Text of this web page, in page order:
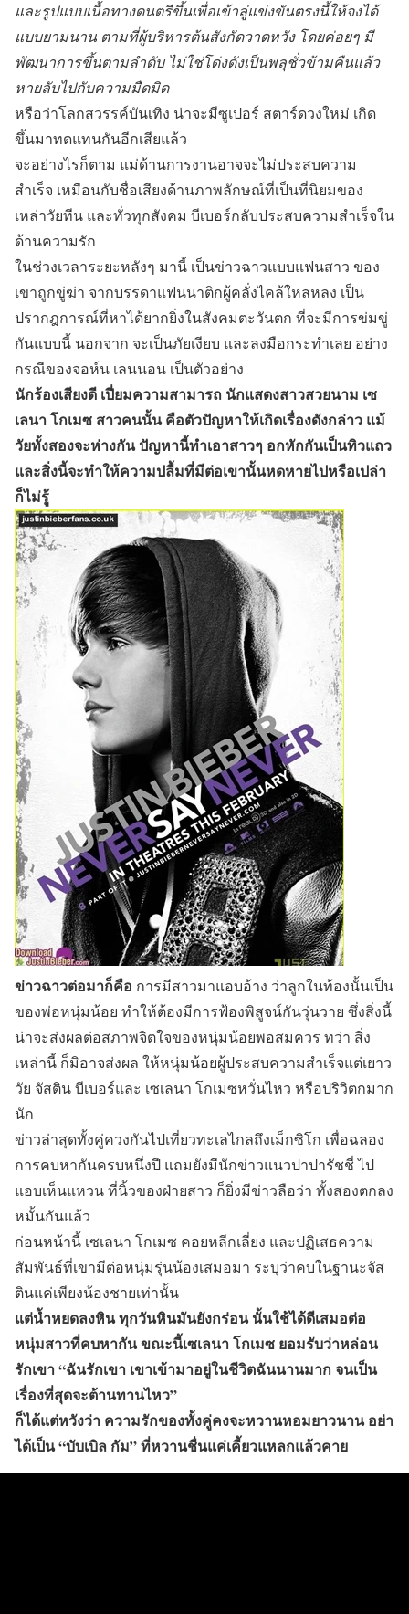
และรูปแบบเนื้อทางดนตรีขึ้นเพื่อเข้าลู่แข่งขันตรงนี้ให้จงได้
แบบยามนาน ตามที่ผู้บริหารต้นสังกัดวาดหวัง โดยค่อยๆ มี
พัฒนาการขึ้นตามลำดับ ไม่ใช่โด่งดังเป็นพลุชั่วข้ามคืนแล้ว
หายลับไปกับความมืดมิด
หรือว่าโลกสวรรค์บันเทิง น่าจะมีซูเปอร์ สตาร์ดวงใหม่ เกิด
ขึ้นมาทดแทนกันอีกเสียแล้ว
จะอย่างไรก็ตาม แม่ด้านการงานอาจจะไม่ประสบความ
สำเร็จ เหมือนกับชื่อเสียงด้านภาพลักษณ์ที่เป็นที่นิยมของ
เหล่าวัยทีน และทั่วทุกสังคม บีเบอร์กลับประสบความสำเร็จใน
ด้านความรัก
ในช่วงเวลาระยะหลังๆ มานี้ เป็นข่าวฉาวแบบแฟนสาว ของ
เขาถูกขู่ฆ่า จากบรรดาแฟนนาติกผู้คลั่งไคล้ใหลหลง เป็น
ปรากฎการณ์ที่หาได้ยากยิ่งในสังคมตะวันตก ที่จะมีการข่มขู่
กันแบบนี้ นอกจาก จะเป็นภัยเงียบ และลงมือกระทำเลย อย่าง
กรณีของจอห์น เลนนอน เป็นตัวอย่าง
นักร้องเสียงดี เปี่ยมความสามารถ นักแสดงสาวสวยนาม เซ
เลนา โกเมซ สาวคนนั้น คือตัวปัญหาให้เกิดเรื่องดังกล่าว แม้
วัยทั้งสองจะห่างกัน ปัญหานี้ทำเอาสาวๆ อกหักกันเป็นทิวแถว
และสิ่งนี้จะทำให้ความปลื้มที่มีต่อเขานั้นหดหายไปหรือเปล่า
ก็ไม่รู้
ข่าวฉาวต่อมาก็คือ การมีสาวมาแอบอ้าง ว่าลูกในท้องนั้นเป็น
ของพ่อหนุ่มน้อย ทำให้ต้องมีการฟ้องพิสูจน์กันวุ่นวาย ซึ่งสิ่งนี้
น่าจะส่งผลต่อสภาพจิตใจของหนุ่มน้อยพอสมควร ทว่า สิ่ง
เหล่านี้ ก็มิอาจส่งผล ให้หนุ่มน้อยผู้ประสบความสำเร็จแต่เยาว
วัย จัสติน บีเบอร์และ เซเลนา โกเมซหวั่นไหว หรือปริวิตกมาก
นัก
ข่าวล่าสุดทั้งคู่ควงกันไปเที่ยวทะเลไกลถึงเม็กซิโก เพื่อฉลอง
การคบหากันครบหนึ่งปี แถมยังมีนักข่าวแนวปาปารัชชี่ ไป
แอบเห็นแหวน ที่นิ้วของฝ่ายสาว ก็ยิ่งมีข่าวลือว่า ทั้งสองตกลง
หมั้นกันแล้ว
ก่อนหน้านี้ เซเลนา โกเมซ คอยหลีกเลี่ยง และปฏิเสธความ
สัมพันธ์ที่เขามีต่อหนุ่มรุ่นน้องเสมอมา ระบุว่าคบในฐานะจัส
ตินแค่เพียงน้องชายเท่านั้น
แต่น้ำหยดลงหิน ทุกวันหินมันยังกร่อน นั้นใช้ได้ดีเสมอต่อ
หนุ่มสาวที่คบหากัน ขณะนี้เซเลนา โกเมซ ยอมรับว่าหล่อน
รักเขา “ฉันรักเขา เขาเข้ามาอยู่ในชีวิตฉันนานมาก จนเป็น
เรื่องที่สุดจะต้านทานไหว”
ก็ได้แต่หวังว่า ความรักของทั้งคู่คงจะหวานหอมยาวนาน อย่า
ได้เป็น “บับเบิล กัม” ที่หวานชื่นแค่เคี้ยวแหลกแล้วคาย